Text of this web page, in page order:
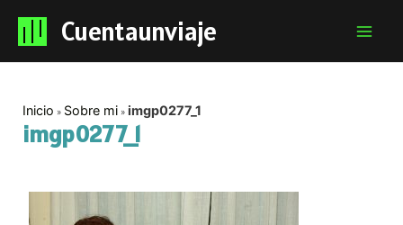
Cuentaunviaje
Inicio Sobre mi imgp0277_1
imgp0277_1